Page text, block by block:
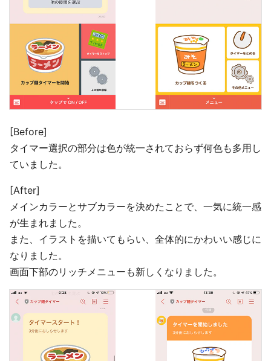
[Before]
タイマー選択の部分は色が統一されておらず何色も多用し
ていました。
[After]
メインカラーとサブカラーを決めたことで、一気に統一感
が生まれました。
また、イラストを描いてもらい、全体的にかわいい感じに
なりました。
画面下部のリッチメニューも新しくなりました。